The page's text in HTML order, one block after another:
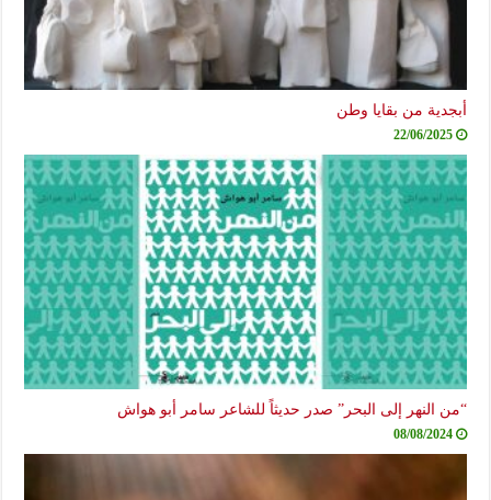
أبجدية من بقايا وطن
22/06/2025
“من النهر إلى البحر” صدر حديثاً للشاعر سامر أبو هواش
08/08/2024